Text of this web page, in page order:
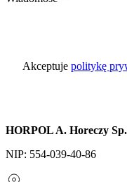
Akceptuje politykę
HORPOL A. Horeczy
NIP: 554-039-40-86